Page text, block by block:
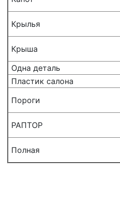
Крылья
Крыша
Одна деталь
Пластик салона
Пороги
РАПТОР
Полная